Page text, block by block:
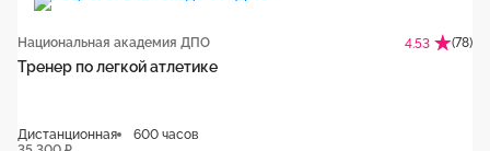
Национальная академия ДПО 4.53 (78)
Тренер по легкой атлетике
Дистанционная
600 часов